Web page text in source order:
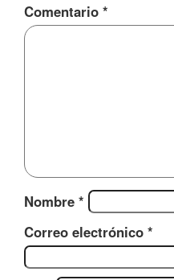
Comentario *
Nombre *
Correo electrónico *